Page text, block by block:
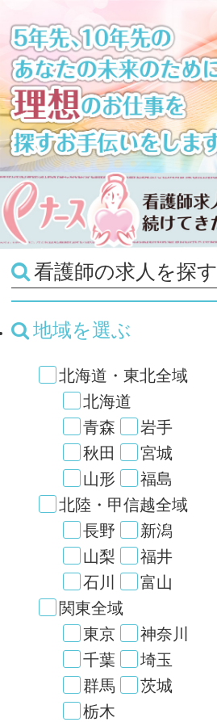
看護師の求人を探す
地域を選ぶ
北海道・東北全域
北海道
青森
岩手
秋田
宮城
山形
福島
北陸・甲信越全域
長野
新潟
山梨
福井
石川
富山
関東全域
東京
神奈川
千葉
埼玉
群馬
茨城
栃木